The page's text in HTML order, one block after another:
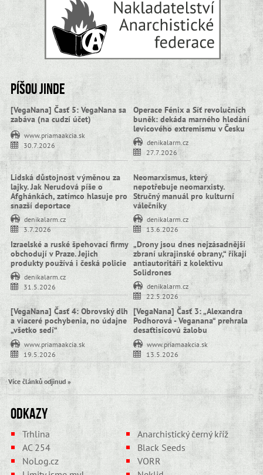
Píšou jinde
[VegaNana] Časť 5: VegaNana sa
zabáva (na cudzí účet)
www.priamaakcia.sk
30.7.2026
Operace Fénix a Síť revolučních
buněk: dekáda marného hledání
levicového extremismu v Česku
denikalarm.cz
27.7.2026
Lidská důstojnost výměnou za
lajky. Jak Nerudová píše o
Afghánkách, zatímco hlasuje pro
snazší deportace
denikalarm.cz
3.7.2026
Neomarxismus, který
nepotřebuje neomarxisty.
Stručný manuál pro kulturní
válečníky
denikalarm.cz
13.6.2026
Izraelské a ruské špehovací firmy
obchodují v Praze. Jejich
produkty používá i česká policie
denikalarm.cz
31.5.2026
„Drony jsou dnes nejzásadnější
zbraní ukrajinské obrany,“ říkají
antiautoritáři z kolektivu
Solidrones
denikalarm.cz
22.5.2026
[VegaNana] Časť 4: Obrovský dlh
a viaceré pochybenia, no údajne
„všetko sedí“
www.priamaakcia.sk
19.5.2026
[VegaNana] Časť 3: „Alexandra
Podhorová - Veganana“ prehrala
desaťtisícovú žalobu
www.priamaakcia.sk
13.5.2026
Více článků odjinud »
Odkazy
Trhlina
Anarchistický černý kříž
AC 254
Black Seeds
NoLog.cz
VORR